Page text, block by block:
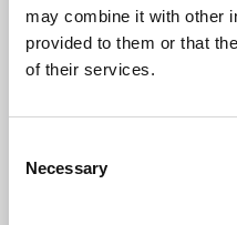
may combine it with other
provided to them or that
of their services.
Selection
Necessary
Om overnatningsstedet
Tæt påLidköpingog
Sauna og grillhytte
Nærmeste vandresti: